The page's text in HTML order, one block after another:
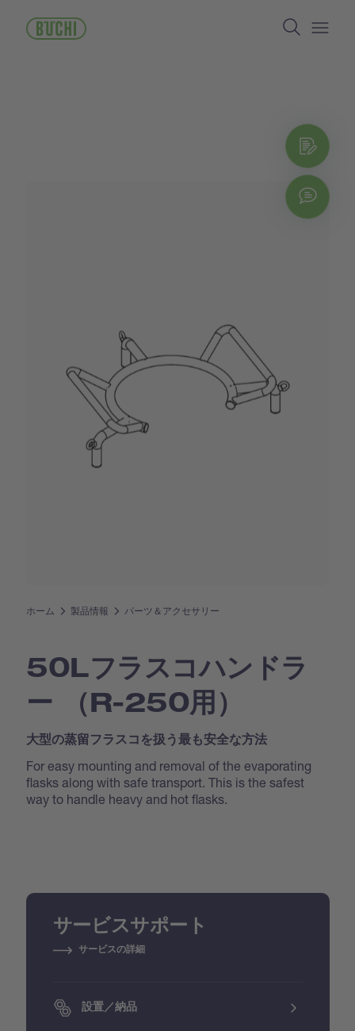
Search
ホーム 製品情報 パーツ＆アクセサリー
50Lフラスコハンドラ
ー （R-250用）
大型の蒸留フラスコを扱う最も安全な方法
For easy mounting and removal of the evaporating
flasks along with safe transport. This is the safest
way to handle heavy and hot flasks.
サービスサポート
サービスの詳細
設置／納品